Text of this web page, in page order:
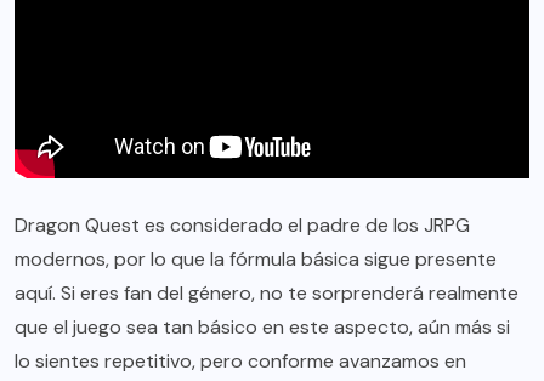
Dragon Quest es considerado el padre de los JRPG
modernos, por lo que la fórmula básica sigue presente
aquí. Si eres fan del género, no te sorprenderá realmente
que el juego sea tan básico en este aspecto, aún más si
lo sientes repetitivo, pero conforme avanzamos en